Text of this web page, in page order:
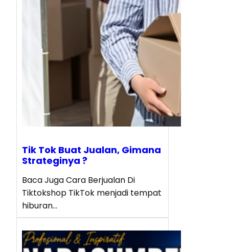
Tik Tok Buat Jualan, Gimana
Strateginya ?
Baca Juga Cara Berjualan Di
Tiktokshop TikTok menjadi tempat
hiburan…